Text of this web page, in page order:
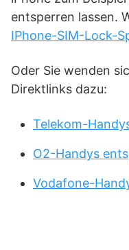
entsperren lassen.
IPhone-SIM-Lock-
Oder Sie wenden
Direktlinks dazu:
Telekom-
O2-Handys
Vodafone-